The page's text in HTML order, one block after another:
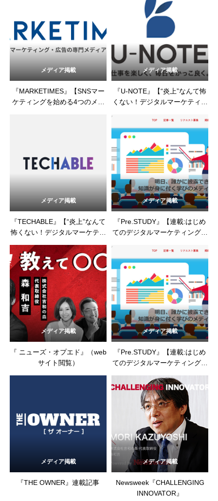
日）
メディア掲載
『MARKETIMES』【SNSマー
ケティングを始める4つのメリ
メディア掲載
『U-NOTE』【“炎上”なんて怖
くない！デジタルマーケティン
ウント運用で大切なことは？】
（2023年5月1日）
メディア掲載
『TECHABLE』【“炎上”なんて
怖くない！デジタルマーケティ
カウント運用で大切なこと
は？】（2023年5月1日）
メディア掲載
『Pre.STUDY』【連載:はじめ
てのデジタルマーケティング超
メディア掲載
『 ニューズ・オプエド』（web
サイト閲覧）
メディア掲載
『Pre.STUDY』【連載:はじめ
てのデジタルマーケティング超
メディア掲載
『THE OWNER』連載記事
メディア掲載
Newsweek『CHALLENGING
INNOVATOR』